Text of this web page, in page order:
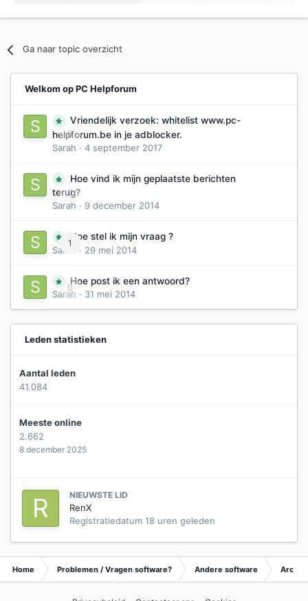
Ga naar topic overzicht
Welkom op PC Helpforum
0
Vriendelijk verzoek: whitelist www.pc-
helpforum.be in je adblocker.
Sarah · 4 september 2017
0
Hoe vind ik mijn geplaatste berichten
terug?
Sarah · 9 december 2014
1
Hoe stel ik mijn vraag ?
Sarah
· 29 mei 2014
0
Hoe post ik een antwoord?
Sarah · 31 mei 2014
Leden statistieken
Aantal leden
41.084
Meeste online
2.662
8 december 2025
NIEUWSTE LID
RenX
Registratiedatum 18 uren geleden
Home Problemen / Vragen software? Andere software